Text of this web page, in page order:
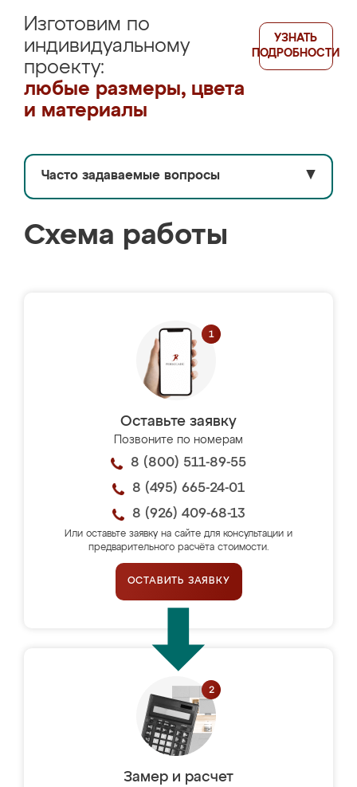
Изготовим по
индивидуальному
проекту:
любые размеры, цвета
и материалы
УЗНАТЬ
ПОДРОБНОСТИ
Часто задаваемые вопросы ▼
Схема работы
Оставьте заявку
Позвоните по номерам
8 (800) 511-89-55
8 (495) 665-24-01
8 (926) 409-68-13
Или оставьте заявку на сайте для консультации и
предварительного расчёта стоимости.
ОСТАВИТЬ ЗАЯВКУ
Замер и расчет